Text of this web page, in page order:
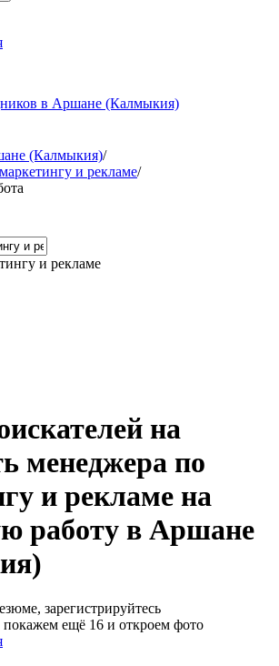
в Аршане (Калмыкия)
(Калмыкия)/
и рекламе/
и рекламе
на
менеджера по
и рекламе на
работу в Аршане
зарегистрируйтесь
покажем ещё 16 и откроем фото